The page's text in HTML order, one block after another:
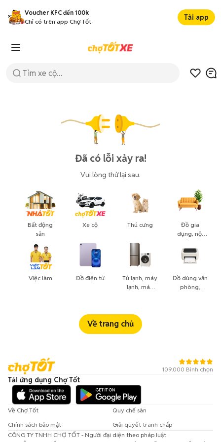
Voucher KFC đến 100k
Chỉ có trên app Chợ Tốt
Tải app
Đã có lỗi xảy ra!
Vui lòng thử lại sau.
Bất động
sản
Việc làm
Xe cộ
Đồ điện tử
Thú cưng
Tủ lạnh, máy
lạnh, máy
Đồ gia
dụng, nội
thất, cây
cảnh
Đồ dùng văn
phòng,
Về trang chủ
109.000 Bình chọn
Tải ứng dụng Chợ Tốt
Về Chợ Tốt
Quy chế sàn
Chính sách bảo mật
Giải quyết tranh chấp
CÔNG TY TNHH CHỢ TỐT - Người đại diện theo pháp luật: